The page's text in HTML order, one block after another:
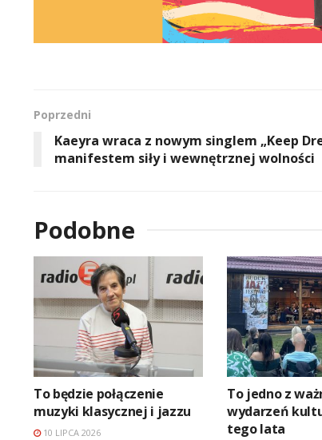
Poprzedni
Kaeyra wraca z nowym singlem „Keep
manifestem siły i wewnętrznej wolności
Podobne
To będzie połączenie
muzyki klasycznej i jazzu
10 LIPCA 2026
To jedno z
wydarzeń
tego lata